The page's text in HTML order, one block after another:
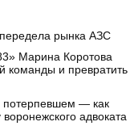
рынка АЗС
Марина Коротова
команды и превратить
потерпевшем — как
адвоката